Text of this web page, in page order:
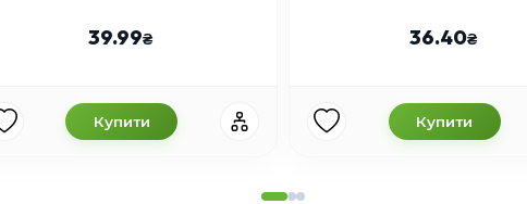
39.99
Купити
36.40
Купити